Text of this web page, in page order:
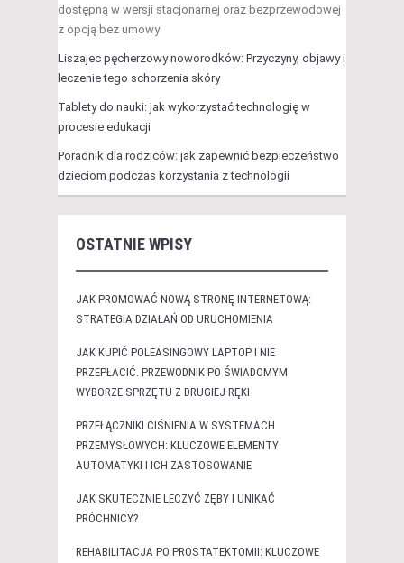
dostępną w wersji stacjonarnej oraz bezprzewodowej
z opcją bez umowy
Liszajec pęcherzowy noworodków: Przyczyny, objawy i
leczenie tego schorzenia skóry
Tablety do nauki: jak wykorzystać technologię w
procesie edukacji
Poradnik dla rodziców: jak zapewnić bezpieczeństwo
dzieciom podczas korzystania z technologii
OSTATNIE WPISY
JAK PROMOWAĆ NOWĄ STRONĘ INTERNETOWĄ:
STRATEGIA DZIAŁAŃ OD URUCHOMIENIA
JAK KUPIĆ POLEASINGOWY LAPTOP I NIE
PRZEPŁACIĆ. PRZEWODNIK PO ŚWIADOMYM
WYBORZE SPRZĘTU Z DRUGIEJ RĘKI
PRZEŁĄCZNIKI CIŚNIENIA W SYSTEMACH
PRZEMYSŁOWYCH: KLUCZOWE ELEMENTY
AUTOMATYKI I ICH ZASTOSOWANIE
JAK SKUTECZNIE LECZYĆ ZĘBY I UNIKAĆ
PRÓCHNICY?
REHABILITACJA PO PROSTATEKTOMII: KLUCZOWE